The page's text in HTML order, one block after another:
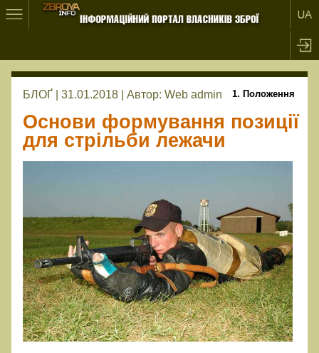
БЛОҐ | 31.01.2018 | Автор: Web admin
Основи формування позиції
для стрільби лежачи
1. Положення